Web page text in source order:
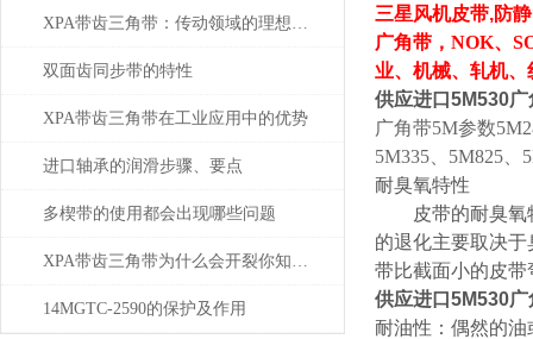
XPA带齿三角带：传动领域的理想之选
双面齿同步带的特性
XPA带齿三角带在工业应用中的优势
进口轴承的润滑步骤、要点
多楔带的使用都会出现哪些问题
XPA带齿三角带为什么会开裂你知道吗？
14MGTC-2590的保护及作用
三星风机皮带,防
广角带 ， NOK、
业、机械、轧机
供应进口5M530
广角带5M参数
5M335、5M825、
耐臭氧特性
皮带的耐臭氧特
的退化主要取决
带比截面小的皮
供应进口5M530
耐油性：偶然的